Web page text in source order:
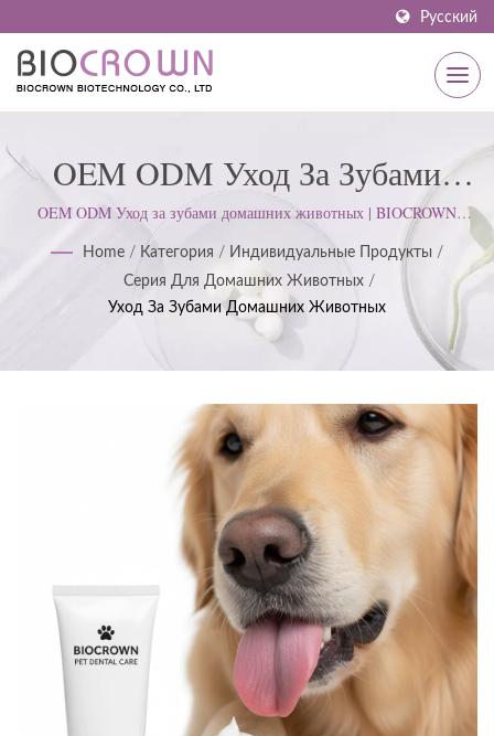
Русский
OEM ODM Уход За Зубами
Домашних Животных |
Сертифицированный
Производитель Средств По
Уходу За Кожей ISO И GMP С
1977 Года | BIOCROWN
OEM ODM Уход за зубами домашних животных | BIOCROWN
сосредоточен на разработке средств по уходу за кожей. Мы следуем
стандартам ISO22716 и надлежащей производственной практики
(GMP); придерживаемся строгого подхода для удовлетворения
ожиданий клиентов.
Home / Категория / Индивидуальные Продукты /
Серия Для Домашних Животных /
Уход За Зубами Домашних Животных